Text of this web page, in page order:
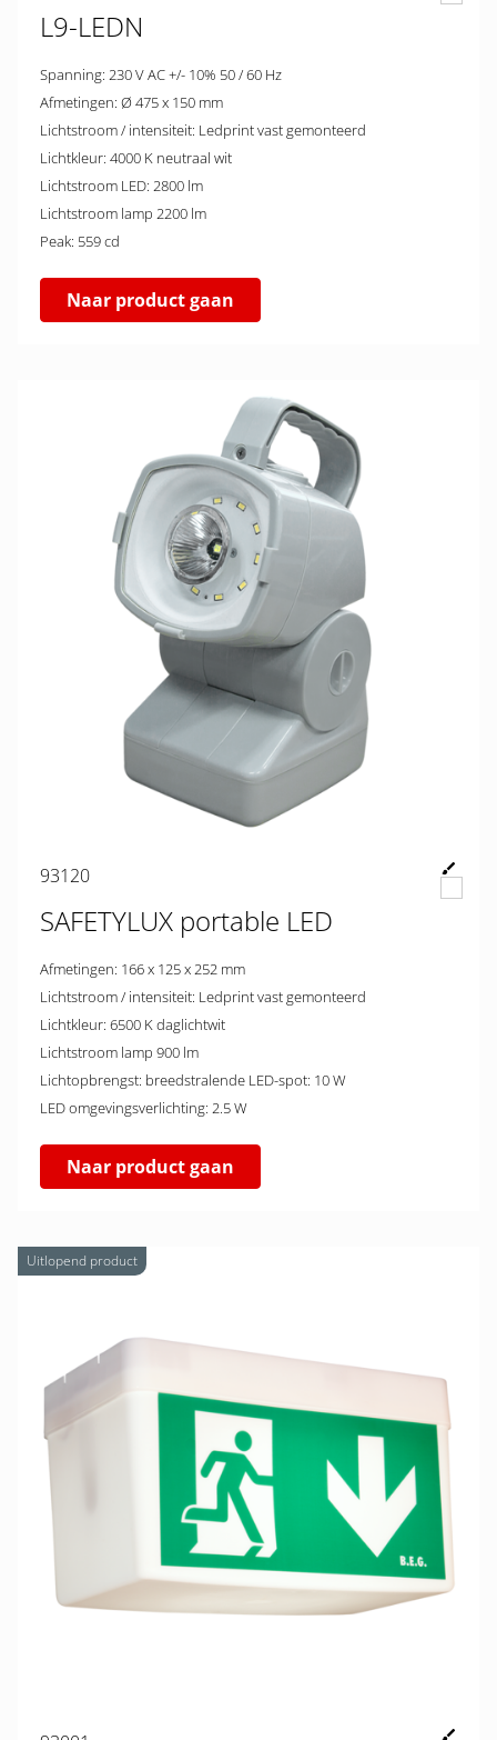
L9-LEDN
Spanning: 230 V AC +/- 10% 50 / 60 Hz
Afmetingen: Ø 475 x 150 mm
Lichtstroom / intensiteit: Ledprint vast gemonteerd
Lichtkleur: 4000 K neutraal wit
Lichtstroom LED: 2800 lm
Lichtstroom lamp 2200 lm
Peak: 559 cd
Naar product gaan
93120
SAFETYLUX portable LED
Afmetingen: 166 x 125 x 252 mm
Lichtstroom / intensiteit: Ledprint vast gemonteerd
Lichtkleur: 6500 K daglichtwit
Lichtstroom lamp 900 lm
Lichtopbrengst: breedstralende LED-spot: 10 W
LED omgevingsverlichting: 2.5 W
Naar product gaan
Uitlopend product